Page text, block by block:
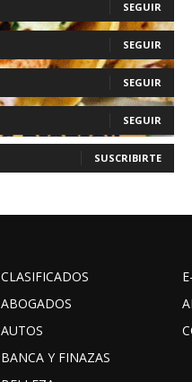
SEGUIR
SEGUIR
SEGUIR
SEGUIR
SUSCRIBIRTE
CLASIFICADOS
ABOGADOS
AUTOS
BANCA Y FINAZAS